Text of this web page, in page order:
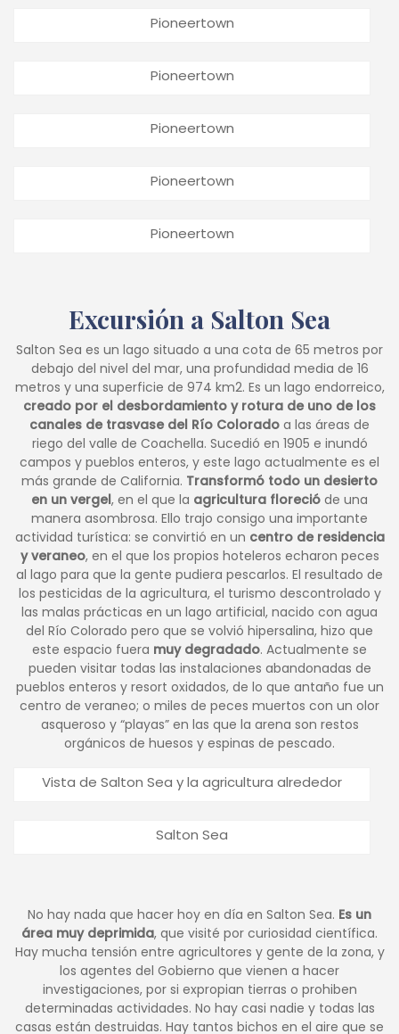
Pioneertown
Pioneertown
Pioneertown
Pioneertown
Pioneertown
Excursión a Salton Sea
Salton Sea es un lago situado a una cota de 65 metros por
debajo del nivel del mar, una profundidad media de 16
metros y una superficie de 974 km2. Es un lago endorreico,
creado por el desbordamiento y rotura de uno de los
canales de trasvase del Río Colorado a las áreas de
riego del valle de Coachella. Sucedió en 1905 e inundó
campos y pueblos enteros, y este lago actualmente es el
más grande de California. Transformó todo un desierto
en un vergel, en el que la agricultura floreció de una
manera asombrosa. Ello trajo consigo una importante
actividad turística: se convirtió en un centro de residencia
y veraneo, en el que los propios hoteleros echaron peces
al lago para que la gente pudiera pescarlos. El resultado de
los pesticidas de la agricultura, el turismo descontrolado y
las malas prácticas en un lago artificial, nacido con agua
del Río Colorado pero que se volvió hipersalina, hizo que
este espacio fuera muy degradado. Actualmente se
pueden visitar todas las instalaciones abandonadas de
pueblos enteros y resort oxidados, de lo que antaño fue un
centro de veraneo; o miles de peces muertos con un olor
asqueroso y “playas” en las que la arena son restos
orgánicos de huesos y espinas de pescado.
Vista de Salton Sea y la agricultura alrededor
Salton Sea
No hay nada que hacer hoy en día en Salton Sea. Es un
área muy deprimida, que visité por curiosidad científica.
Hay mucha tensión entre agricultores y gente de la zona, y
los agentes del Gobierno que vienen a hacer
investigaciones, por si expropian tierras o prohiben
determinadas actividades. No hay casi nadie y todas las
casas están destruidas. Hay tantos bichos en el aire que se